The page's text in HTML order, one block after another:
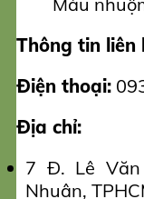
Thông tin liên
Điện thoại:
Địa chỉ:
7 Đ. Lê Văn
Nhuận,